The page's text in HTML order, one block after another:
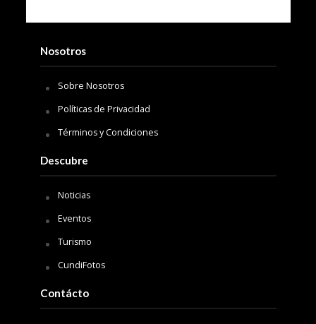
Nosotros
Sobre Nosotros
Políticas de Privacidad
Términos y Condiciones
Descubre
Noticias
Eventos
Turismo
CundiFotos
Contácto